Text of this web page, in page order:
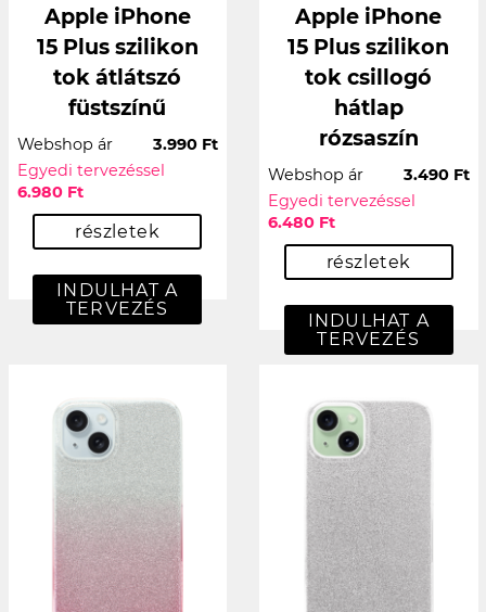
Apple iPhone
15 Plus szilikon
tok átlátszó
füstszínű
Webshop ár
3.990 Ft
Egyedi tervezéssel
6.980 Ft
részletek
INDULHAT A
TERVEZÉS
Apple iPhone
15 Plus szilikon
tok csillogó
hátlap
rózsaszín
Webshop ár
3.490 Ft
Egyedi tervezéssel
6.480 Ft
részletek
INDULHAT A
TERVEZÉS